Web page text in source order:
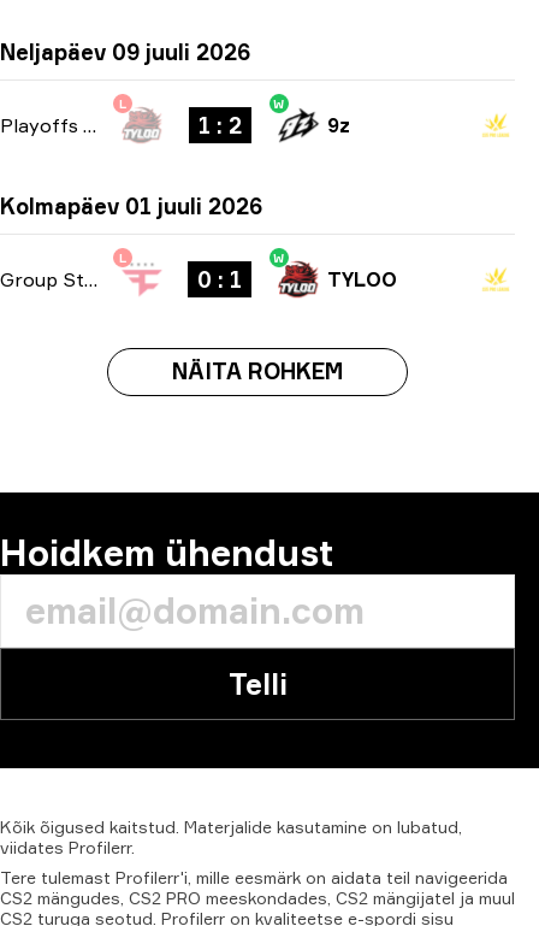
Neljapäev 09 juuli 2026
Playoffs bo3
L
1 : 2
W
9z
Kolmapäev 01 juuli 2026
Group Stage -bo1
L
0 : 1
W
TYLOO
NÄITA ROHKEM
Hoidkem ühendust
Telli
Kõik õigused kaitstud. Materjalide kasutamine on lubatud,
viidates Profilerr.
Tere tulemast Profilerr'i, mille eesmärk on aidata teil navigeerida
CS2 mängudes, CS2 PRO meeskondades, CS2 mängijatel ja muul
CS2 turuga seotud. Profilerr on kvaliteetse e-spordi sisu